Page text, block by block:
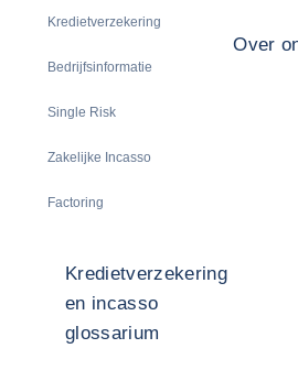
Kredietverzekering
Bedrijfsinformatie
Single Risk
Zakelijke Incasso
Factoring
Over
Kredietverzekering
en incasso
glossarium